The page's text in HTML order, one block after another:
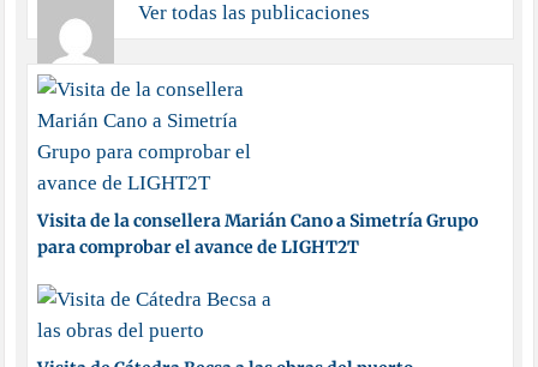
Ver todas las publicaciones
Visita de la consellera Marián Cano a Simetría Grupo
para comprobar el avance de LIGHT2T